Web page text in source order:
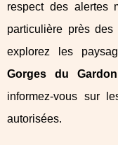
respect des alertes
particulière près
explorez les
Gorges du Gardon
informez-vous sur
autorisées.